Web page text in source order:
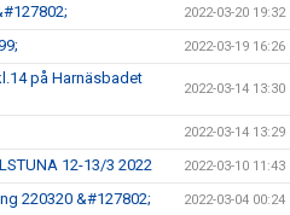
2022-03-20 19:32
2022-03-19 16:26
på Harnäsbadet
2022-03-14 13:30
2022-03-14 13:29
12-13/3 2022 2022-03-10 11:43
220320 &#127802; 2022-03-04 00:24